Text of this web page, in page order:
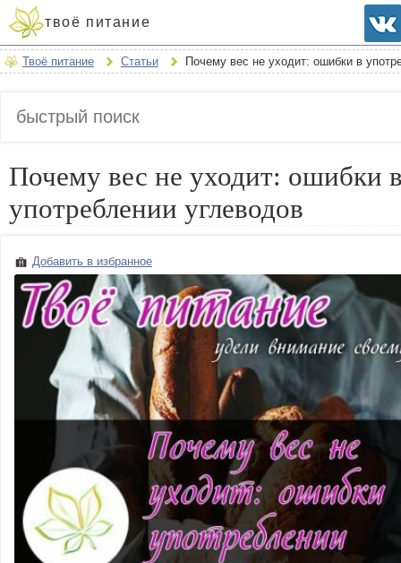
твоё питание
Твоё питание Статьи Почему вес не уходит: ошибки в
Почему вес не уходит: ошибки
употреблении углеводов
Добавить в избранное